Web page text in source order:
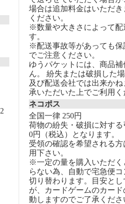
場合は追加料金はいただ
ください。
※数量や大きさによって配
す。
※配送事故等があっても保
でご注意ください。
ゆうパケットには、商品
ん。 紛失または破損した
及び配送会社では出来か
承いただいた上でご利用く
ネコポス
全国一律 250円
荷物の紛失・破損に対する
0円（税込）となります。
受領の確認を希望される方
用下さい。
※一定の量を購入いただく
らない為、自動で宅急便コ
切り替わります。目安とし
が、カードゲームのカー
動しますのでご了承くださ